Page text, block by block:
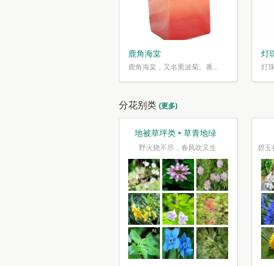
鹿角海棠
鹿角海棠，又名熏波菊。番...
灯
灯
分花别类 (更多)
地被草坪类 • 草青地绿
野火烧不尽，春风吹又生 碧玉